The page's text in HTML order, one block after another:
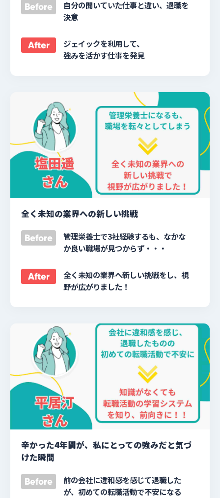
Before
自分の聞いていた仕事と違い、退職を
決意
After
ジェイックを利用して、
強みを活かす仕事を発見
全く未知の業界への新しい挑戦
Before
管理栄養士で3社経験するも、なかな
か良い職場が見つからず・・・
After
全く未知の業界へ新しい挑戦をし、視
野が広がりました！
辛かった4年間が、私にとっての強みだと気づ
けた瞬間
Before
前の会社に違和感を感じて退職した
が、初めての転職活動で不安になる